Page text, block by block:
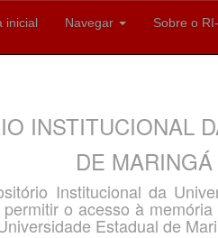
inicial Navegar Sobre o
INSTITUCIONAL
DE
Institucional da
o acesso à
Estadual de